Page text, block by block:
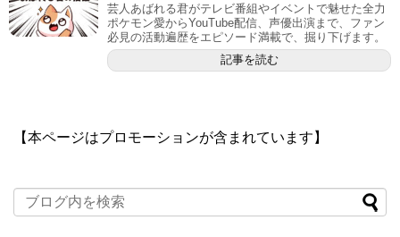
芸人あばれる君がテレビ番組やイベントで魅せた全力
ポケモン愛からYouTube配信、声優出演まで、ファン
必見の活動遍歴をエピソード満載で、掘り下げます。
記事を読む
【本ページはプロモーションが含まれています】